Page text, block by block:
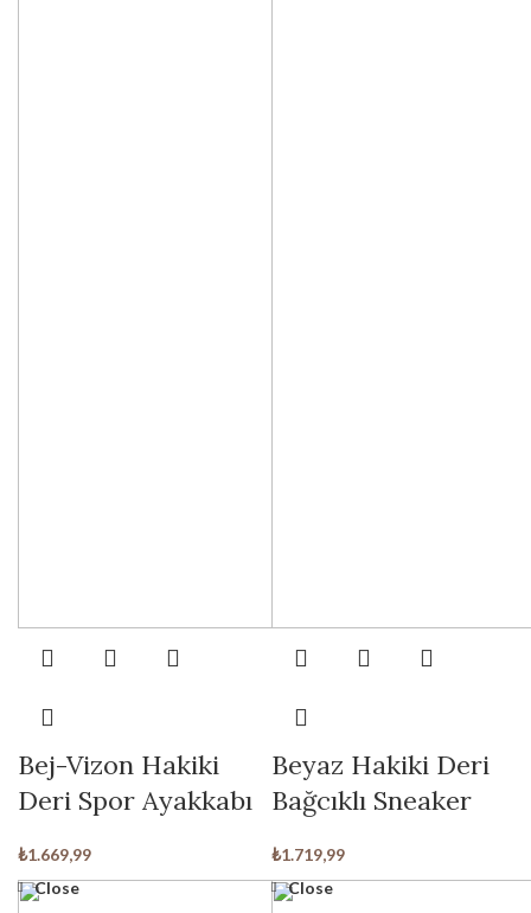
Bej-Vizon Hakiki
Deri Spor Ayakkabı
₺1.669,99
Beyaz Hakiki Deri
Bağcıklı Sneaker
₺1.719,99
Close
Close